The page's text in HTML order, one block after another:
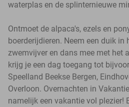
waterplas en de splinternieuwe
Ontmoet de alpaca's, ezels en
boerderijdieren. Neem een duik in
zwemvijver en dans mee met het
krijg je een dag toegang tot
Speelland Beekse Bergen,
Overloon. Overnachten in
namelijk een vakantie vol plezier!